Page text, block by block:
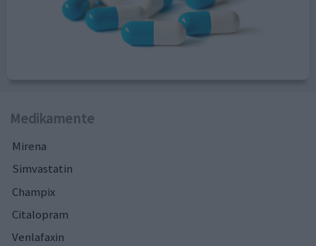
Medikamente
Mirena
Simvastatin
Champix
Citalopram
Venlafaxin